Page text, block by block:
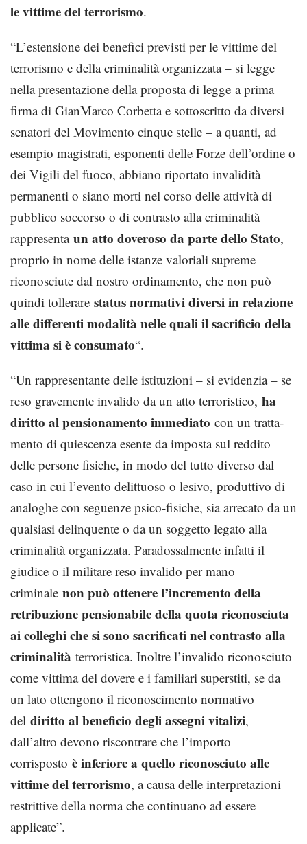
le vittime del terrorismo.
“L’estensione dei benefici previsti per le vittime del
terrorismo e della criminalità or­ganizzata – si legge
nella presentazione della proposta di legge a prima
firma di GianMarco Corbetta e sottoscritto da diversi
senatori del Movimento cinque stelle – a quanti, ad
esempio ma­gistrati, esponenti delle Forze dell’ordine o
dei Vigili del fuoco, abbiano riportato inva­lidità
permanenti o siano morti nel corso delle attività di
pubblico soccorso o di con­trasto alla criminalità
rappresentaun atto dove­roso da parte dello Stato,
proprio in nome delle istanze valoriali supreme
riconosciute dal nostro ordinamento, che non può
quindi tollerare status normativi diversi in relazione
alle differenti modalità nelle quali il sacrifi­cio della
vittima si è consumato“.
“Un rappre­sentante delle istituzioni – si evidenzia – se
reso gravemente invalido da un atto terroristico, ha
diritto al pensionamento immediato con un tratta­
mento di quiescenza esente da imposta sul reddito
delle persone fisiche, in modo del tutto diverso dal
caso in cui l’evento delit­tuoso o lesivo, produttivo di
analoghe con­ seguenze psico-fisiche, sia arrecato da un
qualsiasi delinquente o da un soggetto legato alla
criminalità organizzata. Paradossalmente infatti il
giudice o il militare reso invalido per mano
criminale non può ottenere l’incre­mento della
retribuzione pensionabile della quota riconosciuta
ai colleghi che si sono sacrificati nel contrasto alla
criminalità ter­roristica. Inoltre l’invalido riconosciuto
come vittima del dovere e i familiari superstiti, se da
un lato ottengono il riconoscimento nor­mativo
del diritto al beneficio degli assegni vitalizi,
dall’altro devono riscontrare che l’importo
corrisposto è inferiore a quello ri­conosciuto alle
vittime del terrorismo, a causa delle interpretazioni
restrittive della norma che continuano ad essere
applicate”.